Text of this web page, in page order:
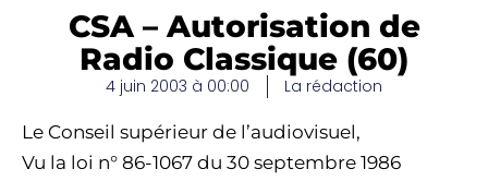
CSA – Autorisation de
Radio Classique (60)
4 juin 2003 à 00:00 La rédaction
Le Conseil supérieur de l’audiovisuel,
Vu la loi n° 86-1067 du 30 septembre 1986